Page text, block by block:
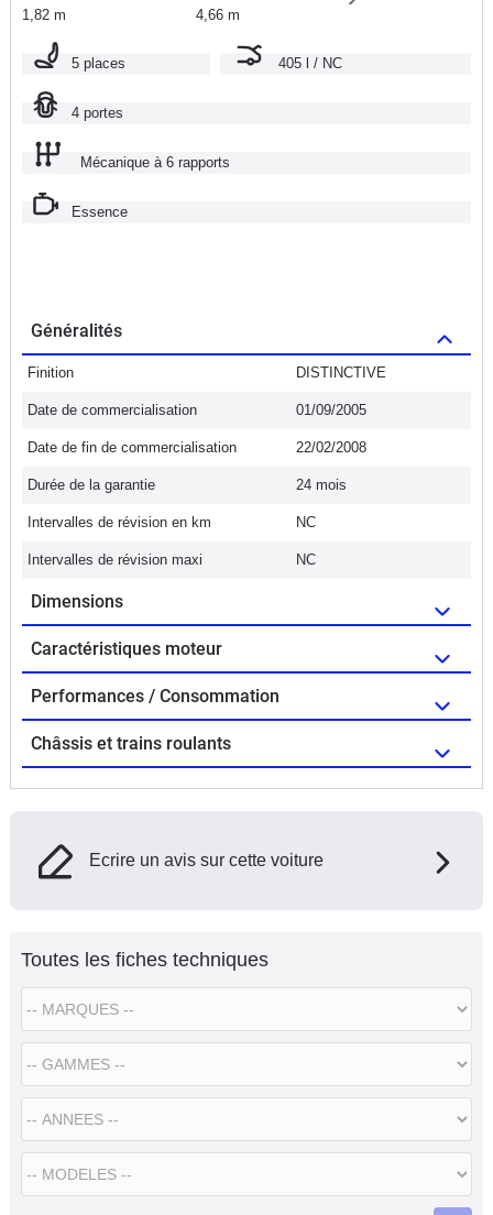
1,82 m 4,66 m
5 places 405 l / NC
4 portes
Mécanique à 6 rapports
Essence
Généralités
Finition DISTINCTIVE
Date de commercialisation 01/09/2005
Date de fin de commercialisation 22/02/2008
Durée de la garantie 24 mois
Intervalles de révision en km NC
Intervalles de révision maxi NC
Dimensions
Caractéristiques moteur
Performances / Consommation
Châssis et trains roulants
Ecrire un avis sur cette voiture
Toutes les fiches techniques